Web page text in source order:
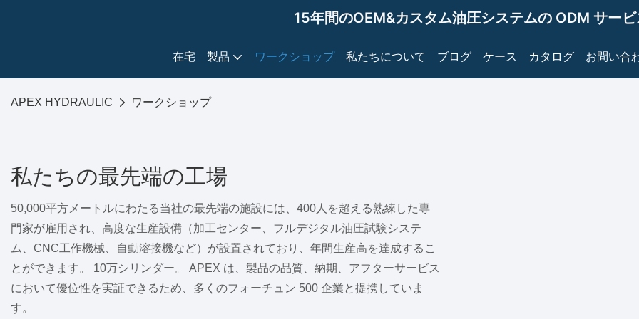
15年間のOEM&カスタム油圧システムの ODM サービ
在宅 製品 ワークショップ 私たちについて ブログ ケース カタログ お問い合
APEX HYDRAULIC ワークショップ
私たちの最先端の工場
50,000平方メートルにわたる当社の最先端の施設には、400人を超える熟練した専
門家が雇用され、高度な生産設備（加工センター、フルデジタル油圧試験システ
ム、CNC工作機械、自動溶接機など）が設置されており、年間生産高を達成するこ
とができます。 10万シリンダー。 APEX は、製品の品質、納期、アフターサービス
において優位性を実証できるため、多くのフォーチュン 500 企業と提携していま
す。